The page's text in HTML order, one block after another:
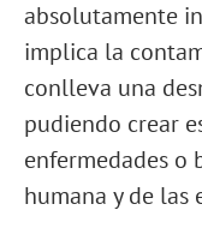
absolutamente
implica la
conlleva una
pudiendo crear
enfermedades o
humana y de las